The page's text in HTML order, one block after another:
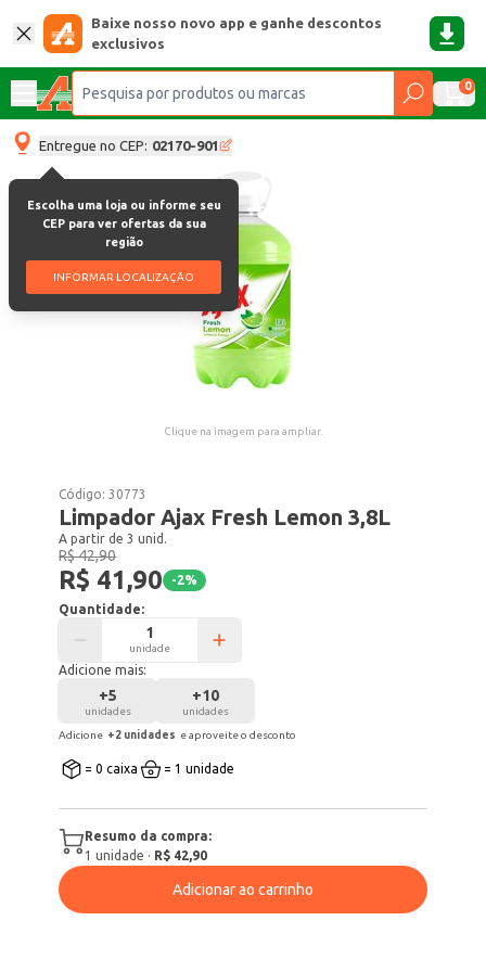
Baixe nosso novo app e ganhe descontos
exclusivos
0
Entregue no CEP: 02170-901
Escolha uma loja ou informe seu
CEP para ver ofertas da sua
região
INFORMAR LOCALIZAÇÃO
Clique na imagem para ampliar.
Código:30773
Limpador Ajax Fresh Lemon 3,8L
A partir de 3 unid.
R$ 42,90
R$ 41,90 -2%
Quantidade:
unidade
Adicione mais:
+5
unidades
+10
unidades
Adicione +2 unidades e aproveite o desconto
= 0 caixa = 1 unidade
Resumo da compra:
1 unidade · R$ 42,90
Adicionar ao carrinho